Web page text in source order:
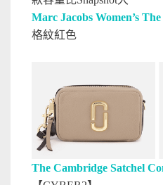
Marc Jacobs Women’s
格紋紅色
The Cambridge Satchel